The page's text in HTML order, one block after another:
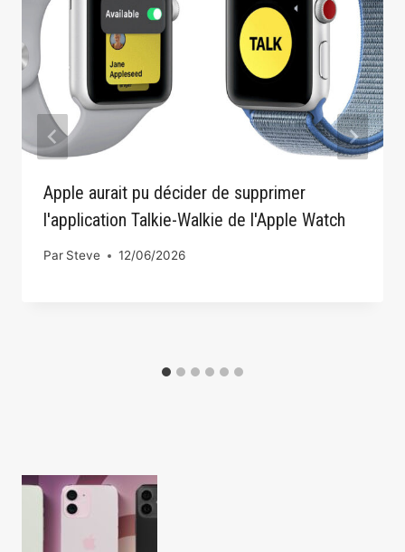
Apple aurait pu décider de supprimer
l'application Talkie-Walkie de l'Apple Watch
Par Steve 12/06/2026